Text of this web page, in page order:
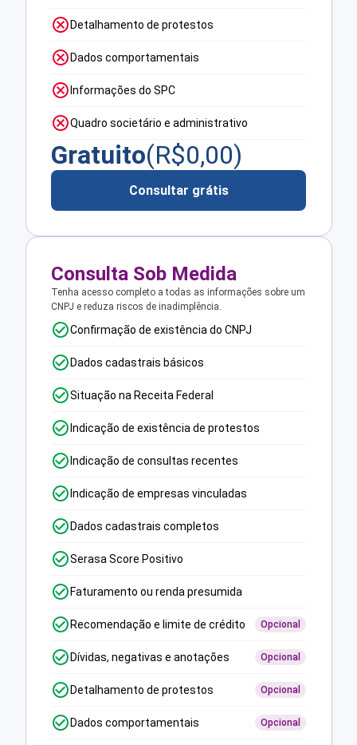
Detalhamento de protestos
Dados comportamentais
Informações do SPC
Quadro societário e administrativo
Gratuito(R$0,00)
Consultar grátis
Consulta Sob Medida
Tenha acesso completo a todas as informações sobre um
CNPJ e reduza riscos de inadimplência.
Confirmação de existência do CNPJ
Dados cadastrais básicos
Situação na Receita Federal
Indicação de existência de protestos
Indicação de consultas recentes
Indicação de empresas vinculadas
Dados cadastrais completos
Serasa Score Positivo
Faturamento ou renda presumida
Recomendação e limite de crédito Opcional
Dívidas, negativas e anotações Opcional
Detalhamento de protestos Opcional
Dados comportamentais Opcional